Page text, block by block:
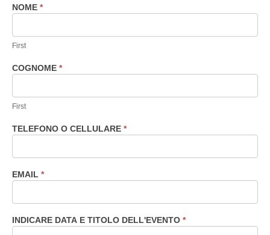
Prenotazione
consigliata
NOME *
First
COGNOME *
First
TELEFONO O CELLULARE *
EMAIL *
INDICARE DATA E TITOLO DELL'EVENTO *